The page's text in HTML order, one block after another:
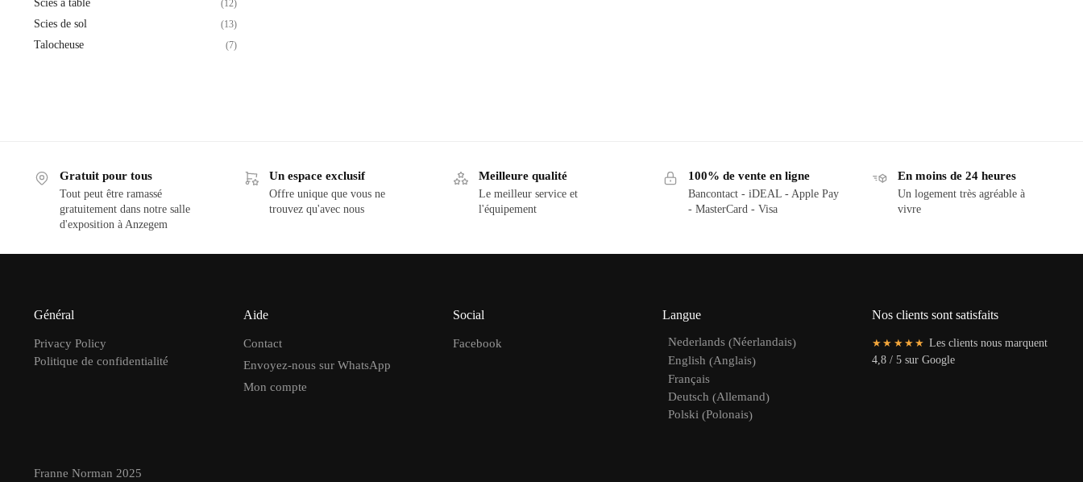
Scies à table (12)
Scies de sol (13)
Talocheuse (7)
Gratuit pour tous
Tout peut être ramassé
gratuitement dans notre salle
d'exposition à Anzegem
Un espace exclusif
Offre unique que vous ne
trouvez qu'avec nous
Meilleure qualité
Le meilleur service et
l'équipement
100% de vente en ligne
Bancontact - iDEAL - Apple Pay
- MasterCard - Visa
En moins de 24 heures
Un logement très agréable à
vivre
Général
Privacy Policy
Politique de confidentialité
Aide
Contact
Envoyez-nous sur WhatsApp
Mon compte
Social
Facebook
Langue
Nederlands (Néerlandais)
English (Anglais)
Français
Deutsch (Allemand)
Polski (Polonais)
Nos clients sont satisfaits
★★★★★ Les clients nous marquent
4,8 / 5 sur Google
Franne Norman 2025